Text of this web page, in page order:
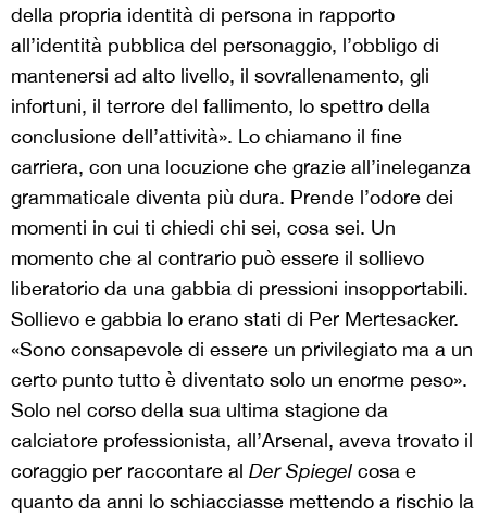
della propria identità di persona in rapporto
all’identità pubblica del personaggio, l’obbligo di
mantenersi ad alto livello, il sovrallenamento, gli
infortuni, il terrore del fallimento, lo spettro della
conclusione dell’attività». Lo chiamano il fine
carriera, con una locuzione che grazie all’ineleganza
grammaticale diventa più dura. Prende l’odore dei
momenti in cui ti chiedi chi sei, cosa sei. Un
momento che al contrario può essere il sollievo
liberatorio da una gabbia di pressioni insopportabili.
Sollievo e gabbia lo erano stati di Per Mertesacker.
«Sono consapevole di essere un privilegiato ma a un
certo punto tutto è diventato solo un enorme peso».
Solo nel corso della sua ultima stagione da
calciatore professionista, all’Arsenal, aveva trovato il
coraggio per raccontare al Der Spiegel cosa e
quanto da anni lo schiacciasse mettendo a rischio la